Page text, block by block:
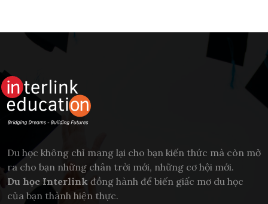
Du học không chỉ mang lại cho bạn kiến thức mà còn mở
ra cho bạn những chân trời mới, những cơ hội mới.
Du học Interlink đồng hành để biến giấc mơ du học
của bạn thành hiện thực.